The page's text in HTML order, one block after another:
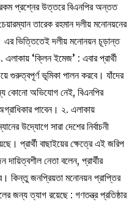
প্রশ্নের উত্তরে বিএনপির অন্তত
তারেক রহমান দলীয় মনোনয়নের
এর ভিত্তিতেই দলীয় মনোনয়ন চূড়ান্ত
‘ক্লিন ইমেজ’ : এবার প্রার্থী
গুরুত্বপূর্ণ ভূমিকা পালন করবে। যাঁদের
কোনো অভিযোগ নেই, বিএনপির
পাবেন। ২. এলাকায়
উদ্যোগে সারা দেশের নির্বাচনী
প্রার্থী বাছাইয়ের ক্ষেত্রে এই জরিপ
নেতা বলেন, প্রার্থীর
কিন্তু জনপ্রিয়তা মনোনয়ন প্রাপ্তির
জন্য ত্যাগ রয়েছে : গণতন্ত্র প্রতিষ্ঠার